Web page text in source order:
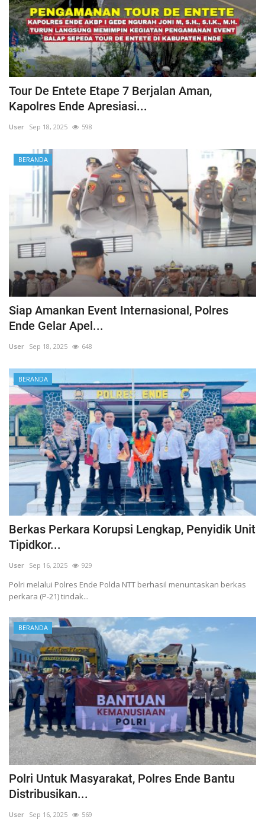
Tour De Entete Etape 7 Berjalan Aman,
Kapolres Ende Apresiasi...
User Sep 18, 2025 598
BERANDA
Siap Amankan Event Internasional, Polres
Ende Gelar Apel...
User Sep 18, 2025 648
BERANDA
Berkas Perkara Korupsi Lengkap, Penyidik Unit
Tipidkor...
User Sep 16, 2025 929
Polri melalui Polres Ende Polda NTT berhasil menuntaskan berkas
perkara (P-21) tindak...
BERANDA
Polri Untuk Masyarakat, Polres Ende Bantu
Distribusikan...
User Sep 16, 2025 569